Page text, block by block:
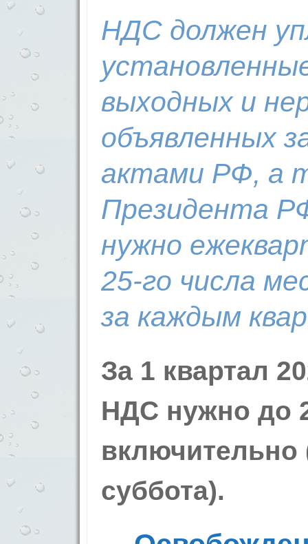
НДС должен
выходных и
объявленных
актами РФ, а
Президента
нужно
25-го числа
за каждым
За 1 квартал
НДС нужно до
включительно
суббота).